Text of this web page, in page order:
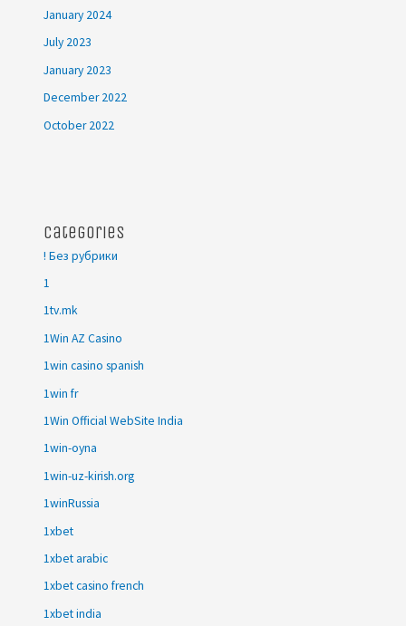
January 2024
July 2023
January 2023
December 2022
October 2022
Categories
! Без рубрики
1
1tv.mk
1Win AZ Casino
1win casino spanish
1win fr
1Win Official WebSite India
1win-oyna
1win-uz-kirish.org
1winRussia
1xbet
1xbet arabic
1xbet casino french
1xbet india